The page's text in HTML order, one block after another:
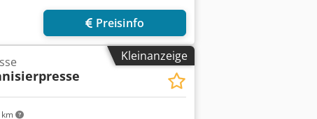
Preisinfo
Kleinanzeige